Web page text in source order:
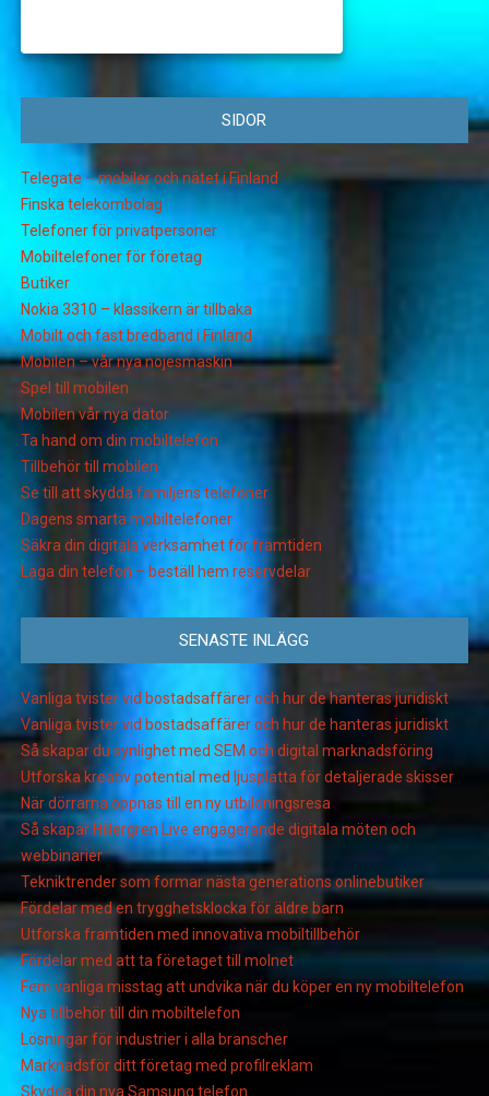
SIDOR
Telegate – mobiler och nätet i Finland
Finska telekombolag
Telefoner för privatpersoner
Mobiltelefoner för företag
Butiker
Nokia 3310 – klassikern är tillbaka
Mobilt och fast bredband i Finland
Mobilen – vår nya nöjesmaskin
Spel till mobilen
Mobilen vår nya dator
Ta hand om din mobiltelefon
Tillbehör till mobilen
Se till att skydda familjens telefoner
Dagens smarta mobiltelefoner
Säkra din digitala verksamhet för framtiden
Laga din telefon – beställ hem reservdelar
SENASTE INLÄGG
Vanliga tvister vid bostadsaffärer och hur de hanteras juridiskt
Vanliga tvister vid bostadsaffärer och hur de hanteras juridiskt
Så skapar du synlighet med SEM och digital marknadsföring
Utforska kreativ potential med ljusplatta för detaljerade skisser
När dörrarna öppnas till en ny utbildningsresa
Så skapar Hillergren Live engagerande digitala möten och
webbinarier
Tekniktrender som formar nästa generations onlinebutiker
Fördelar med en trygghetsklocka för äldre barn
Utforska framtiden med innovativa mobiltillbehör
Fördelar med att ta företaget till molnet
Fem vanliga misstag att undvika när du köper en ny mobiltelefon
Nya tillbehör till din mobiltelefon
Lösningar för industrier i alla branscher
Marknadsför ditt företag med profilreklam
Skydda din nya Samsung telefon